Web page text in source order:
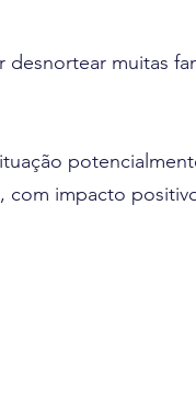
muitas
com impacto